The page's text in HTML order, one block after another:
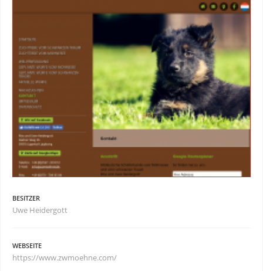
BESITZER
Uwe Heidergott
WEBSEITE
https://www.zwmoehne.com/